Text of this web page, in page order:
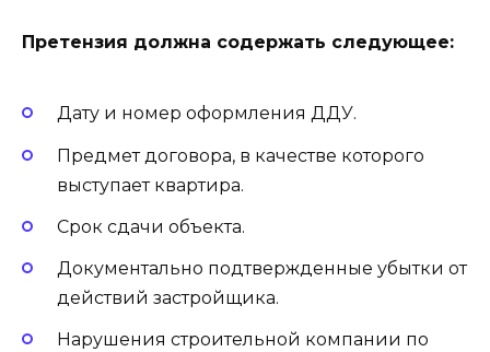
Претензия должна содержать следующее:
Дату и номер оформления ДДУ.
Предмет договора, в качестве которого
выступает квартира.
Срок сдачи объекта.
Документально подтвержденные убытки от
действий застройщика.
Нарушения строительной компании по